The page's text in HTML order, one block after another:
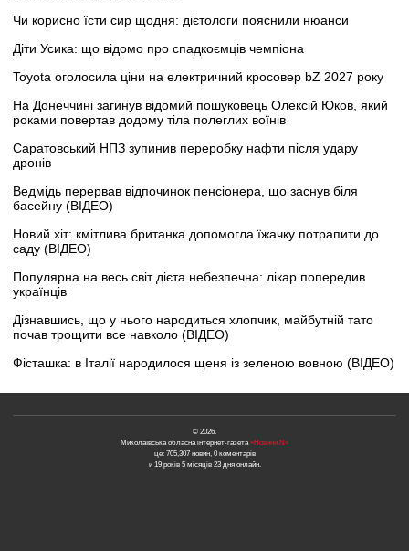
Чи корисно їсти сир щодня: дієтологи пояснили нюанси
Діти Усика: що відомо про спадкоємців чемпіона
Toyota оголосила ціни на електричний кросовер bZ 2027 року
На Донеччині загинув відомий пошуковець Олексій Юков, який
роками повертав додому тіла полеглих воїнів
Саратовський НПЗ зупинив переробку нафти після удару
дронів
Ведмідь перервав відпочинок пенсіонера, що заснув біля
басейну (ВІДЕО)
Новий хіт: кмітлива британка допомогла їжачку потрапити до
саду (ВІДЕО)
Популярна на весь світ дієта небезпечна: лікар попередив
українців
Дізнавшись, що у нього народиться хлопчик, майбутній тато
почав трощити все навколо (ВІДЕО)
Фісташка: в Італії народилося щеня із зеленою вовною (ВІДЕО)
© 2026.
Миколаївська обласна інтернет-газета «Новини N»
це: 705,307 новин, 0 коментарів
и 19 років 5 місяців 23 дня онлайн.